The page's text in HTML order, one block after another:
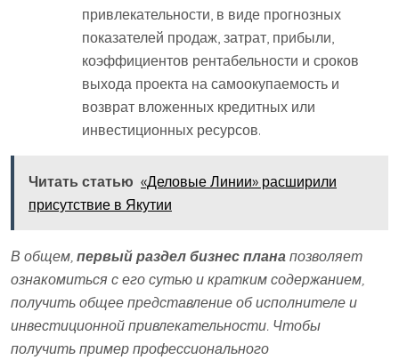
привлекательности, в виде прогнозных
показателей продаж, затрат, прибыли,
коэффициентов рентабельности и сроков
выхода проекта на самоокупаемость и
возврат вложенных кредитных или
инвестиционных ресурсов.
Читать статью «Деловые Линии» расширили
присутствие в Якутии
В общем, первый раздел бизнес плана позволяет
ознакомиться с его сутью и кратким содержанием,
получить общее представление об исполнителе и
инвестиционной привлекательности. Чтобы
получить пример профессионального